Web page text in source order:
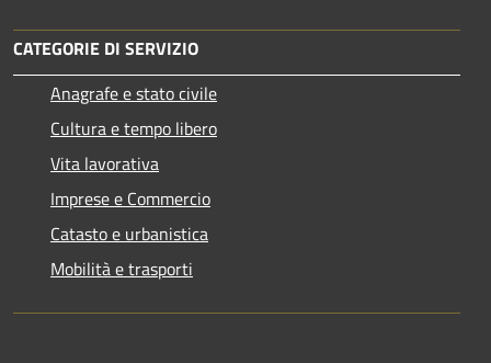
CATEGORIE DI SERVIZIO
Anagrafe e stato civile
Cultura e tempo libero
Vita lavorativa
Imprese e Commercio
Catasto e urbanistica
Mobilità e trasporti